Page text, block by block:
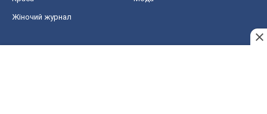
Жіночий журнал